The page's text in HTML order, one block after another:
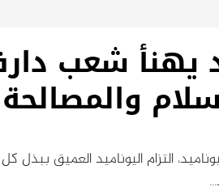
يهنأ شعب
والمصالحة
التزام اليوناميد العميق